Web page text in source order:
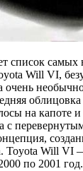
список
Will VI,
на капоте
с
Toyota Will VI
по 2001 год.